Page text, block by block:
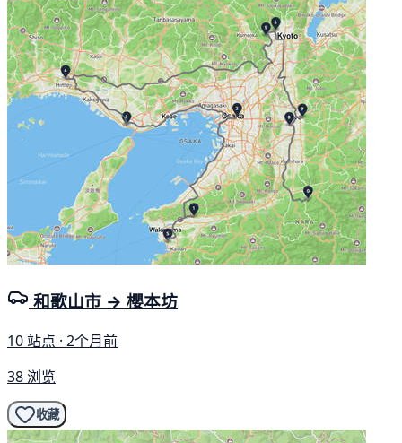
和歌山市 → 櫻本坊
10 站点 · 2个月前
38 浏览
收藏